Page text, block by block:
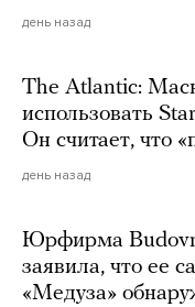
день назад
The Atlantic:
использовать
Он считает, что
день назад
Юрфирма
заявила, что ее
«Медуза»